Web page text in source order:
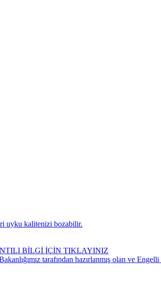
uyku kalitenizi bozabilir.
BİLGİ İÇİN TIKLAYINIZ
tarafından hazırlanmış olan ve